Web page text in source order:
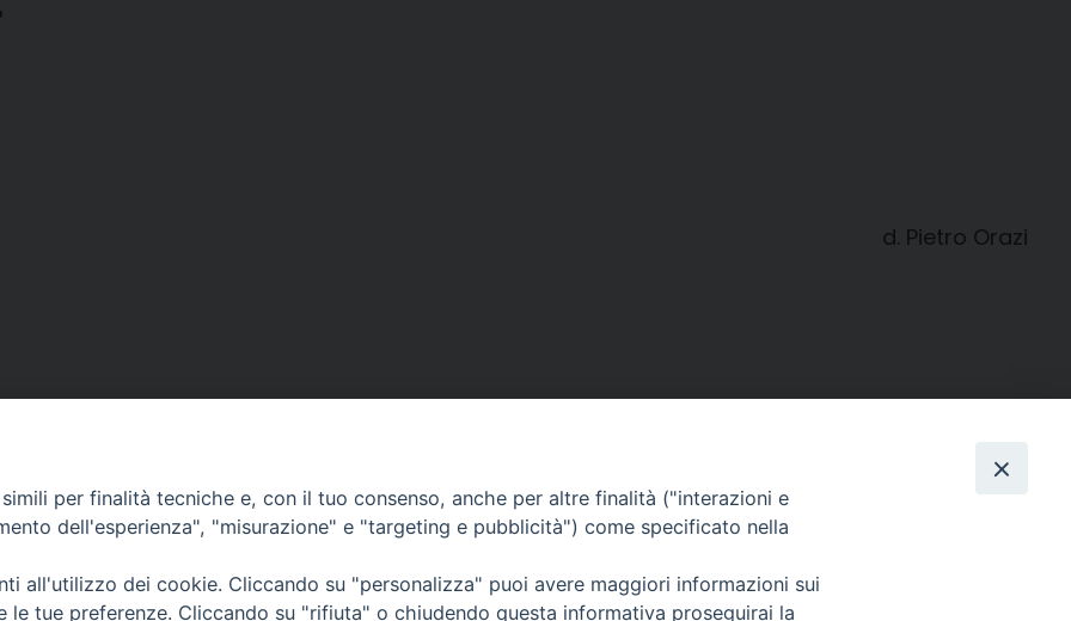
d. Pietro Orazi
CONTATTI SEGUICI SU
per finalità tecniche e, con il tuo consenso, anche per altre finalità ("interazioni e
dell'esperienza", "misurazione" e "targeting e pubblicità") come specificato nella
all'utilizzo dei cookie. Cliccando su "personalizza" puoi avere maggiori informazioni sui
le tue preferenze. Cliccando su "rifiuta" o chiudendo questa informativa proseguirai la